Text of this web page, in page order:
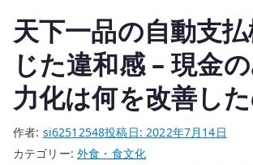
へ
の
天下一品の自動支
じた違和感 – 現金
力化は何を改善し
作者: si62512548投稿日:2022年7月14日
カテゴリー:外食・食文化